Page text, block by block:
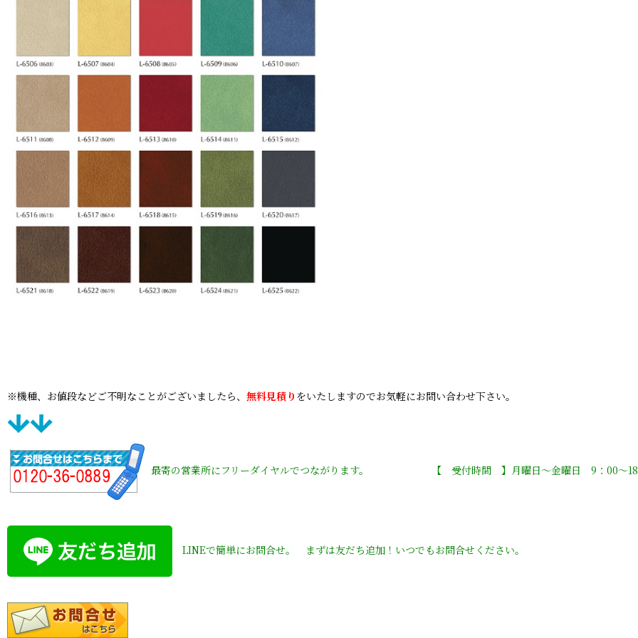
※機種、お値段などご不明なことがございましたら、 無料見積り をいたしますのでお気軽にお問い合わせ下さい。
最寄の営業所にフリーダイヤルでつながります。 【 受付時間 】月曜日〜金曜日 9：00〜18
LINEで簡単にお問合せ。 まずは友だち追加！いつでもお問合せください。